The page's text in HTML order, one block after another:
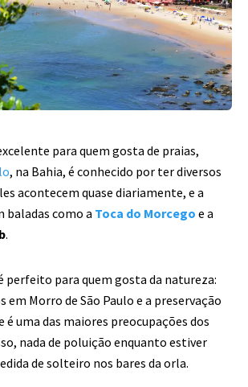
para quem gosta de praias,
, na Bahia, é conhecido por ter diversos
acontecem quase diariamente, e a
baladas como a Toca do Morcego e a
.
perfeito para quem gosta da natureza:
em Morro de São Paulo e a preservação
uma das maiores preocupações dos
nada de poluição enquanto estiver
de solteiro nos bares da orla.